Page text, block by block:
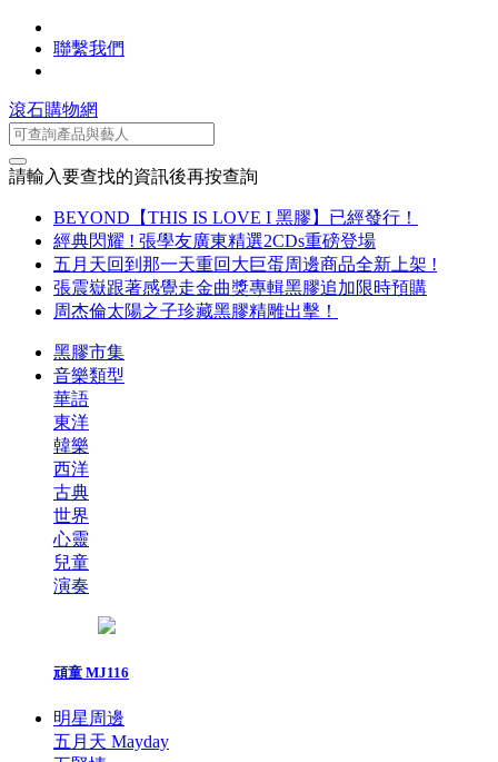
聯繫我們
滾石購物網
請輸入要查找的資訊後再按查詢
BEYOND【THIS IS LOVE I 黑膠】已經發行！
經典閃耀 ! 張學友廣東精選2CDs重磅登場
五月天回到那一天重回大巨蛋周邊商品全新上架 !
張震嶽跟著感覺走金曲獎專輯黑膠追加限時預購
周杰倫太陽之子珍藏黑膠精雕出擊！
黑膠市集
音樂類型
華語
東洋
韓樂
西洋
古典
世界
心靈
兒童
演奏
頑童 MJ116
明星周邊
五月天 Mayday